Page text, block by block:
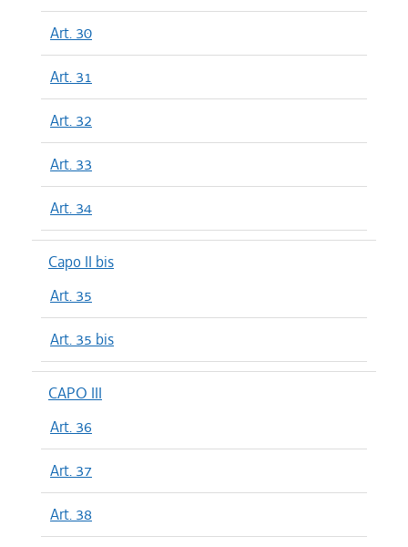
Art. 30
Art. 31
Art. 32
Art. 33
Art. 34
Capo II bis
Art. 35
Art. 35 bis
CAPO III
Art. 36
Art. 37
Art. 38